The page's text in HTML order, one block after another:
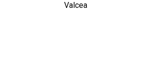
Valcea